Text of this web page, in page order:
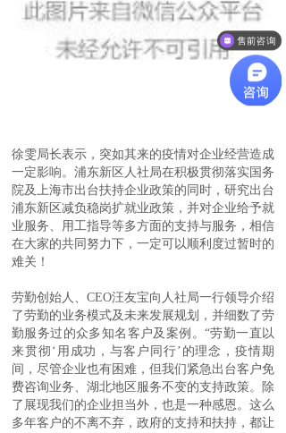
徐雯局长表示，突如其来的疫情对企业经营造成
一定影响。浦东新区人社局在积极贯彻落实国务
院及上海市出台扶持企业政策的同时，研究出台
浦东新区减负稳岗扩就业政策，并对企业给予就
业服务、用工指导等多方面的支持与服务，相信
在大家的共同努力下，一定可以顺利度过暂时的
难关！
劳勤创始人、CEO汪友宝向人社局一行领导介绍
了劳勤的业务模式及未来发展规划，并细数了劳
勤服务过的众多知名客户及案例。“劳勤一直以
来贯彻‘用成功，与客户同行’的理念，疫情期
间，尽管企业也有困难，但我们紧急出台客户免
费咨询业务、湖北地区服务不变的支持政策。除
了展现我们的企业担当外，也是一种感恩。这么
多年客户的不离不弃，政府的支持和扶持，都让
售前咨询